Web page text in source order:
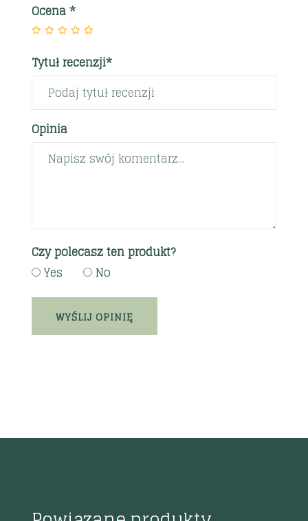
Ocena*
Tytuł recenzji*
Opinia
Czy polecasz ten produkt?
Yes
No